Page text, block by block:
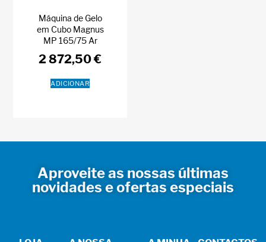
Máquina de Gelo
em Cubo Magnus
MP 165/75 Ar
2 872,50€
ADICIONAR
Aproveite as nossas últimas
novidades e ofertas especiais